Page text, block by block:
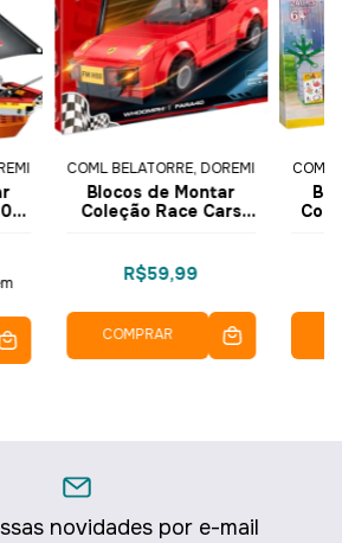
COML BELATORRE, DOREMI
Blocos de Montar
Coleção Race Cars
R$59,99
COMPRAR
COML
novidades por e-mail